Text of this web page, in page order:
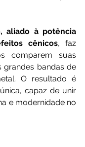
aliado à potência
cênicos, faz
comparem suas
grandes bandas de
O resultado é
capaz de unir
e modernidade no